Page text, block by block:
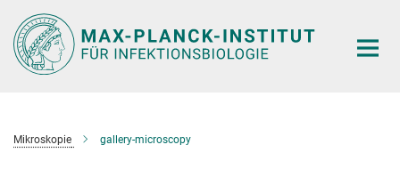
Hauptinhalt
Mikroskopie gallery-microscopy